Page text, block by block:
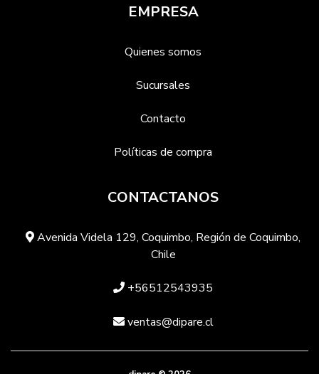
EMPRESA
Quienes somos
Sucursales
Contacto
Políticas de compra
CONTACTANOS
Avenida Videla 129, Coquimbo, Región de Coquimbo,
Chile
+56512543935
ventas@dipare.cl